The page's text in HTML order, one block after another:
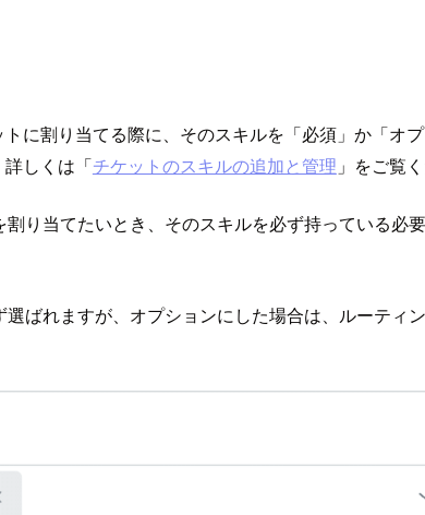
に割り当てる際に、そのスキルを「必須」か「オ
しくは「チケットのスキルの追加と管理 」をご覧く
り当てたいとき、そのスキルを必ず持っている必
ばれますが、オプションにした場合は、ルーティ